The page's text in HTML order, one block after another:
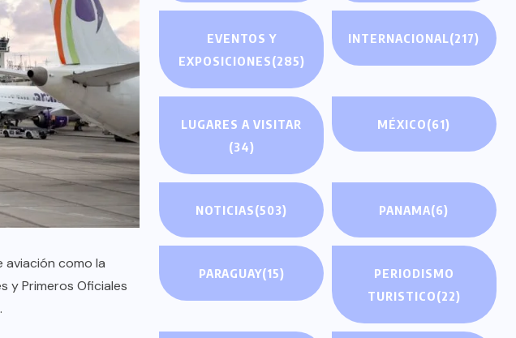
aviación como la
y Primeros Oficiales
EVENTOS Y
EXPOSICIONES(285)
INTERNACIONAL(217)
LUGARES A VISITAR
(34)
MÉXICO(61)
NOTICIAS(503) PANAMA(6)
PARAGUAY(15)
PERIODISMO
TURISTICO(22)